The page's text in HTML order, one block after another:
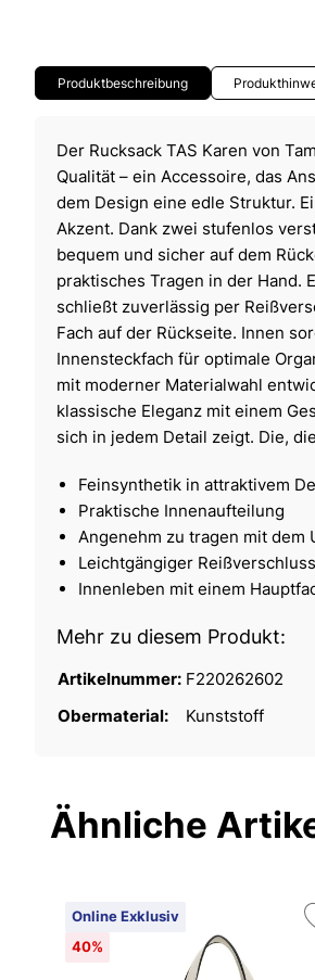
Produktbeschreibung
Der Rucksack TAS Karen von
Qualität – ein Accessoire, das
dem Design eine edle Struktur.
Akzent. Dank zwei stufenlos
bequem und sicher auf dem
praktisches Tragen in der Hand.
schließt zuverlässig per
Fach auf der Rückseite. Innen
Innensteckfach für optimale
mit moderner Materialwahl
klassische Eleganz mit einem
sich in jedem Detail zeigt. Die,
Feinsynthetik in attraktivem
Praktische Innenaufteilung
Angenehm zu tragen mit dem
Leichtgängiger
Innenleben mit einem
Mehr zu diesem Produkt:
Artikelnummer: F220262602
Obermaterial:
Kunststoff
Ähnliche
Online Exklusiv
40%